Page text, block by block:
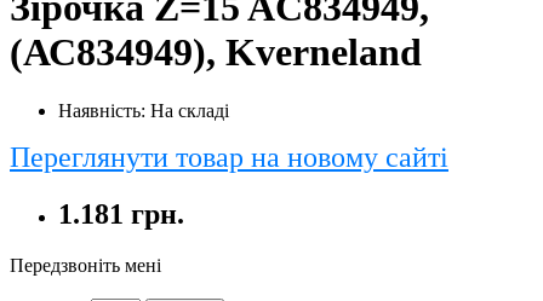
(АС834949), Kverneland
Наявність: На складі
Переглянути товар на новому сайті
1.181 грн.
Передзвоніть мені